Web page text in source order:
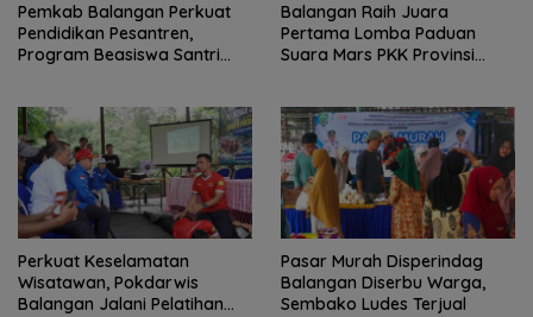
Pemkab Balangan Perkuat
Pendidikan Pesantren,
Program Beasiswa Santri
Balangan Raih Juara
Pertama Lomba Paduan
Suara Mars PKK Provinsi
Perkuat Keselamatan
Wisatawan, Pokdarwis
Balangan Jalani Pelatihan
Pasar Murah Disperindag
Balangan Diserbu Warga,
Sembako Ludes Terjual